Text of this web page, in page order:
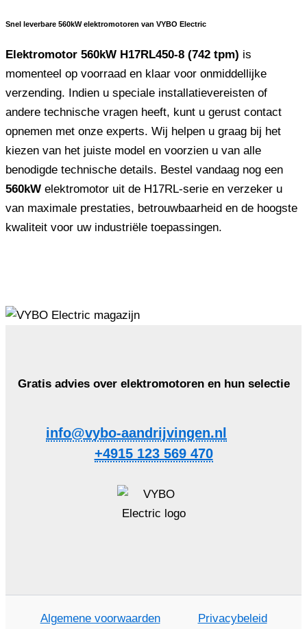
Snel leverbare 560kW elektromotoren van VYBO Electric
Elektromotor 560kW H17RL450-8 (742 tpm) is
momenteel op voorraad en klaar voor onmiddellijke
verzending. Indien u speciale installatievereisten of
andere technische vragen heeft, kunt u gerust contact
opnemen met onze experts. Wij helpen u graag bij het
kiezen van het juiste model en voorzien u van alle
benodigde technische details. Bestel vandaag nog een
560kW elektromotor uit de H17RL-serie en verzeker u
van maximale prestaties, betrouwbaarheid en de hoogste
kwaliteit voor uw industriële toepassingen.
Gratis advies over elektromotoren en hun selectie
info@vybo-aandrijvingen.nl
+4915 123 569 470
Algemene voorwaarden Privacybeleid